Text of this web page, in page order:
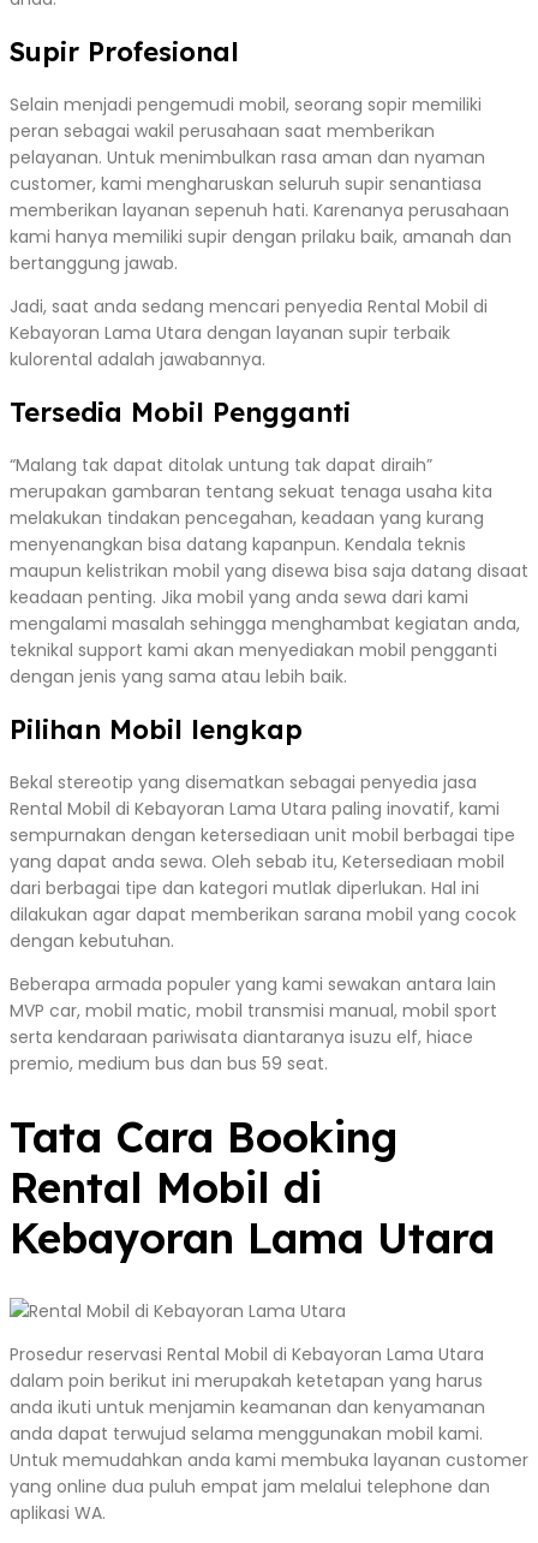
Supir Profesional
Selain menjadi pengemudi mobil, seorang sopir memiliki
peran sebagai wakil perusahaan saat memberikan
pelayanan. Untuk menimbulkan rasa aman dan nyaman
customer, kami mengharuskan seluruh supir senantiasa
memberikan layanan sepenuh hati. Karenanya perusahaan
kami hanya memiliki supir dengan prilaku baik, amanah dan
bertanggung jawab.
Jadi, saat anda sedang mencari penyedia Rental Mobil di
Kebayoran Lama Utara dengan layanan supir terbaik
kulorental adalah jawabannya.
Tersedia Mobil Pengganti
“Malang tak dapat ditolak untung tak dapat diraih”
merupakan gambaran tentang sekuat tenaga usaha kita
melakukan tindakan pencegahan, keadaan yang kurang
menyenangkan bisa datang kapanpun. Kendala teknis
maupun kelistrikan mobil yang disewa bisa saja datang disaat
keadaan penting. Jika mobil yang anda sewa dari kami
mengalami masalah sehingga menghambat kegiatan anda,
teknikal support kami akan menyediakan mobil pengganti
dengan jenis yang sama atau lebih baik.
Pilihan Mobil lengkap
Bekal stereotip yang disematkan sebagai penyedia jasa
Rental Mobil di Kebayoran Lama Utara paling inovatif, kami
sempurnakan dengan ketersediaan unit mobil berbagai tipe
yang dapat anda sewa. Oleh sebab itu, Ketersediaan mobil
dari berbagai tipe dan kategori mutlak diperlukan. Hal ini
dilakukan agar dapat memberikan sarana mobil yang cocok
dengan kebutuhan.
Beberapa armada populer yang kami sewakan antara lain
MVP car, mobil matic, mobil transmisi manual, mobil sport
serta kendaraan pariwisata diantaranya isuzu elf, hiace
premio, medium bus dan bus 59 seat.
Tata Cara Booking
Rental Mobil di
Kebayoran Lama Utara
Prosedur reservasi Rental Mobil di Kebayoran Lama Utara
dalam poin berikut ini merupakah ketetapan yang harus
anda ikuti untuk menjamin keamanan dan kenyamanan
anda dapat terwujud selama menggunakan mobil kami.
Untuk memudahkan anda kami membuka layanan customer
yang online dua puluh empat jam melalui telephone dan
aplikasi WA.